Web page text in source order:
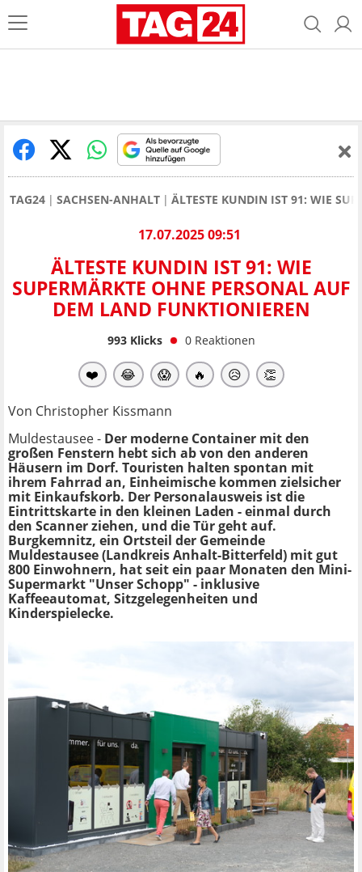
TAG24 SACHSEN-ANHALT ÄLTESTE KUNDIN IST 91: WIE
17.07.2025 09:51
ÄLTESTE KUNDIN IST 91: WIE
SUPERMÄRKTE OHNE PERSONAL AUF
DEM LAND FUNKTIONIEREN
993Klicks 0 Reaktionen
❤️ 😂 😱 🔥 😥 👏
Von Christopher Kissmann
Muldestausee - Der moderne Container mit den
großen Fenstern hebt sich ab von den anderen
Häusern im Dorf. Touristen halten spontan mit
ihrem Fahrrad an, Einheimische kommen zielsicher
mit Einkaufskorb. Der Personalausweis ist die
Eintrittskarte in den kleinen Laden - einmal durch
den Scanner ziehen, und die Tür geht auf.
Burgkemnitz, ein Ortsteil der Gemeinde
Muldestausee (Landkreis Anhalt-Bitterfeld) mit gut
800 Einwohnern, hat seit ein paar Monaten den Mini-
Supermarkt "Unser Schopp" - inklusive
Kaffeeautomat, Sitzgelegenheiten und
Kinderspielecke.